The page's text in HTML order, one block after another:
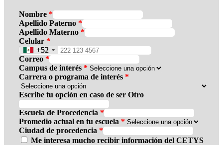
Nombre *
Apellido Paterno *
Apellido Materno *
Celular *
+52
+52
Correo *
Campus de interés *
Carrera o programa de interés *
Escribe tu opción en caso de ser Otro
Escuela de Procedencia *
Promedio actual en tu escuela *
Ciudad de procedencia *
Me interesa mucho recibir información del CETYS